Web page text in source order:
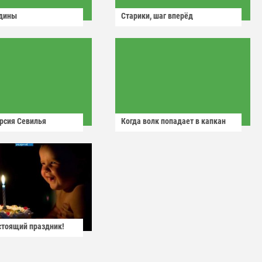
Старики, шаг вперёд
Севилья Когда волк попадает в капкан
праздник!